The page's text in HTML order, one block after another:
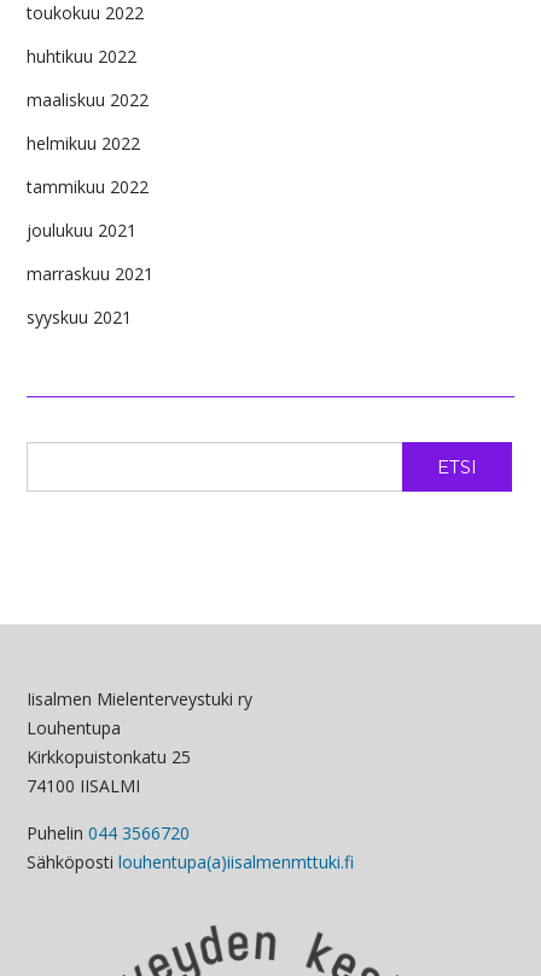
toukokuu 2022
huhtikuu 2022
maaliskuu 2022
helmikuu 2022
tammikuu 2022
joulukuu 2021
marraskuu 2021
syyskuu 2021
ETSI
Iisalmen Mielenterveystuki ry
Louhentupa
Kirkkopuistonkatu 25
74100 IISALMI
Puhelin 044 3566720
Sähköposti louhentupa(a)iisalmenmttuki.fi